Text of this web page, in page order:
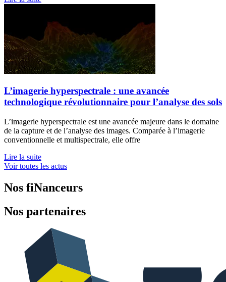
L’imagerie hyperspectrale : une avancée
technologique révolutionnaire pour l’analyse des sols
L’imagerie hyperspectrale est une avancée majeure dans le domaine
de la capture et de l’analyse des images. Comparée à l’imagerie
conventionnelle et multispectrale, elle offre
Lire la suite
Voir toutes les actus
Nos fiNanceurs
Nos partenaires